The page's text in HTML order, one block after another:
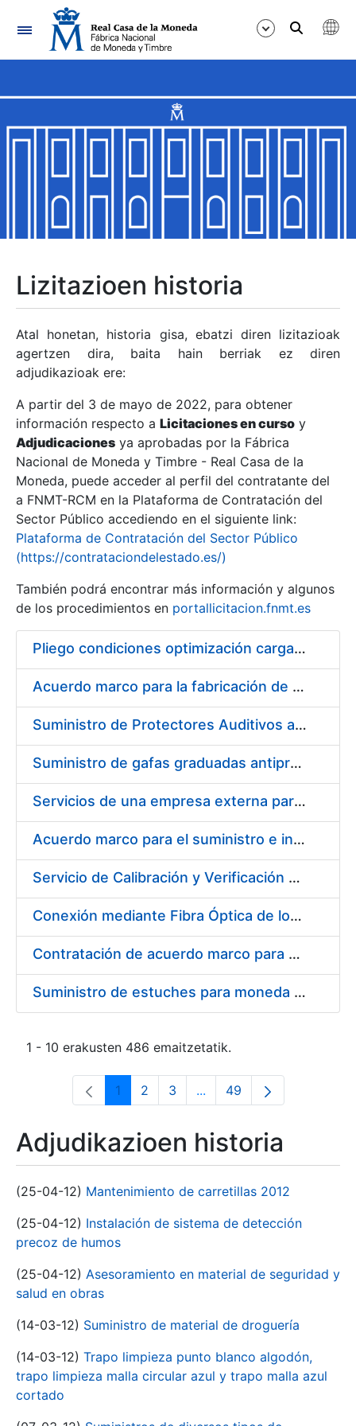
Nabigazioa
Erakutsi/Ezkutatu
Erakutsi/Ezkutatu
Erakutsi/Ezkutatu
Erakutsi/Ezkutatu
Erakutsi/Ezkutatu
Erakutsi/Ezkutatu
Erakutsi/Ezkutatu
Erakutsi/Ezkutatu
Lizitazioen historia
Atal honetan, historia gisa, ebatzi diren lizitazioak
agertzen dira, baita hain berriak ez diren
adjudikazioak ere:
A partir del 3 de mayo de 2022, para obtener
información respecto a Licitaciones en curso y
Adjudicaciones ya aprobadas por la Fábrica
Nacional de Moneda y Timbre - Real Casa de la
Moneda, puede acceder al perfil del contratante del
a FNMT-RCM en la Plataforma de Contratación del
Sector Público accediendo en el siguiente link:
Plataforma de Contratación del Sector Público
(https://contrataciondelestado.es/)
También podrá encontrar más información y algunos
de los procedimientos en portallicitacion.fnmt.es
Pliego condiciones optimización cargas compras firmado
Acuerdo marco para la fabricación de piezas
Suministro de Protectores Auditivos a medida para las personas trabajadoras de los Centros de Trabajo de Madrid y Burgos
Suministro de gafas graduadas antiproyecciones para los trabajadores de la FNMT-RCM en los centros de trabajo de Madrid y Burgos
Servicios de una empresa externa para el asesoramiento y resolución de los recursos de alzada que se presentan relacionados con procesos de selección para la FNMT-RCM
Acuerdo marco para el suministro e instalación de persianas, estores y otros complementos
Servicio de Calibración y Verificación Externa de los Equipos de Medición del Servicio de Prevención de la FNMT-RCM
Conexión mediante Fibra Óptica de los Centros de Proceso de Datos (CPDs) de las sedes de la FNMT-RCM de Burgos y Madrid
Contratación de acuerdo marco para el Suministro de Material de Electricidad para la Fábrica Nacional de Moneda y Timbre-Real Casa de la Moneda en su centro de trabajo de Burgos
Suministro de estuches para moneda de 30 €
1 - 10 erakusten 486 emaitzetatik.
Orrialdea
1 Orrialdea
2 Orrialdea
3 ...Intermediate Pages Use
Orrialdea
49
Adjudikazioen historia
(25-04-12) Mantenimiento de carretillas 2012
(25-04-12) Instalación de sistema de detección
precoz de humos
(25-04-12) Asesoramiento en material de seguridad y
salud en obras
(14-03-12) Suministro de material de droguería
(14-03-12) Trapo limpieza punto blanco algodón,
trapo limpieza malla circular azul y trapo malla azul
cortado